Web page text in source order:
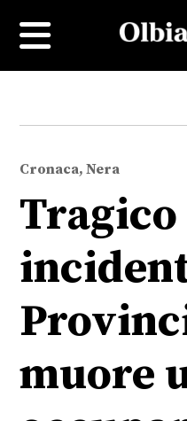
Cronaca, Nera
Tragico
muore